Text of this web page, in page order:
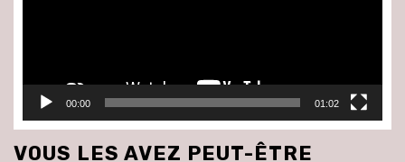
00:00 01:02
VOUS LES AVEZ PEUT-ÊTRE